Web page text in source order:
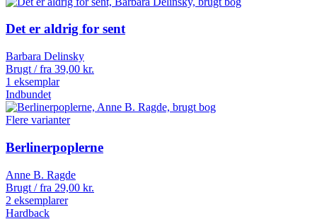
Det er aldrig for sent
Barbara Delinsky
Brugt / fra 39,00 kr.
1 eksemplar
Indbundet
Flere varianter
Berlinerpoplerne
Anne B. Ragde
Brugt / fra 29,00 kr.
2 eksemplarer
Hardback